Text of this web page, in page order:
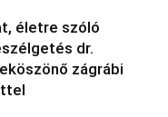
életre szóló
dr.
zágrábi